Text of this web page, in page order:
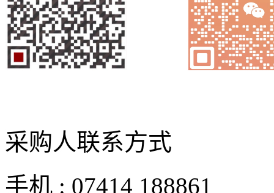
采购人联系方式
手机 : 07414 188861